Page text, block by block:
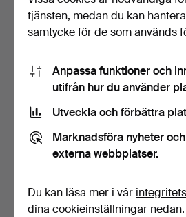
37 USD 90
blå/röd sammet, m…
Klubbades 17 feb 2017
tjänsten, medan du kan
samtycke för de som används
Anpassa funktioner och
utifrån hur du använder
Utveckla och förbättra
Marknadsföra nyheter
externa webbplatser.
Du kan läsa mer i vår
dina cookieinställningar nedan.